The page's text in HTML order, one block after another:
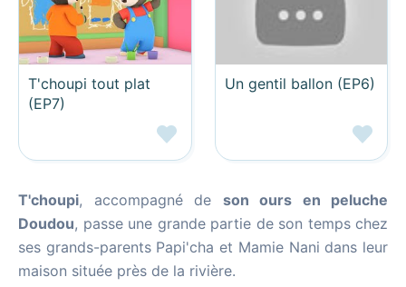
T'choupi tout plat
(EP7)
Un gentil ballon (EP6)
T'choupi, accompagné de son ours en peluche
Doudou, passe une grande partie de son temps chez
ses grands-parents Papi'cha et Mamie Nani dans leur
maison située près de la rivière.